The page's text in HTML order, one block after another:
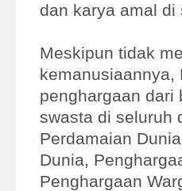
dan karya amal di
Meskipun tidak
kemanusiaannya,
penghargaan dari
swasta di seluruh
Perdamaian
Dunia,
Penghargaan